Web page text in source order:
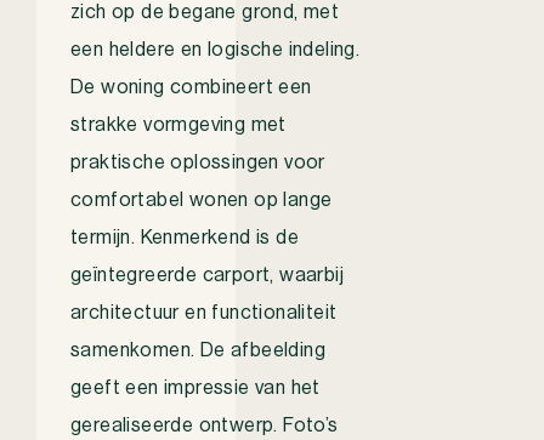
zich op de begane grond, met
een heldere en logische indeling.
De woning combineert een
strakke vormgeving met
praktische oplossingen voor
comfortabel wonen op lange
termijn. Kenmerkend is de
geïntegreerde carport, waarbij
architectuur en functionaliteit
samenkomen. De afbeelding
geeft een impressie van het
gerealiseerde ontwerp. Foto’s